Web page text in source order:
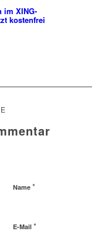
im XING-
kostenfrei
Name *
E-Mail *